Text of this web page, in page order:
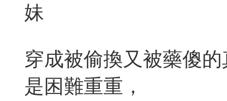
妹
穿成被偷換又被藥傻
是困難重重，